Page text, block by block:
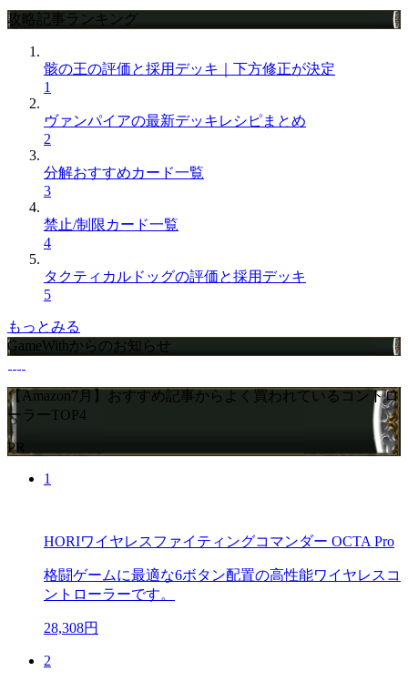
攻略記事ランキング
骸の王の評価と採用デッキ｜下方修正が決定
1
ヴァンパイアの最新デッキレシピまとめ
2
分解おすすめカード一覧
3
禁止/制限カード一覧
4
タクティカルドッグの評価と採用デッキ
5
もっとみる
GameWithからのお知らせ
【Amazon7月】おすすめ記事からよく買われているコントロ
ーラーTOP4
PR
1
HORIワイヤレスファイティングコマンダー OCTA Pro
格闘ゲームに最適な6ボタン配置の高性能ワイヤレスコ
ントローラーです。
28,308円
2